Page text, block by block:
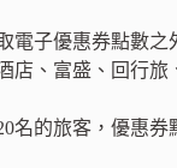
電子優惠券點數
店、富盛、回行旅
名的旅客，優惠